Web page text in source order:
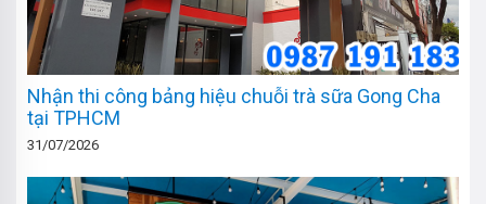
Nhận thi công bảng hiệu chuỗi trà sữa Gong Cha
tại TPHCM
31/07/2026